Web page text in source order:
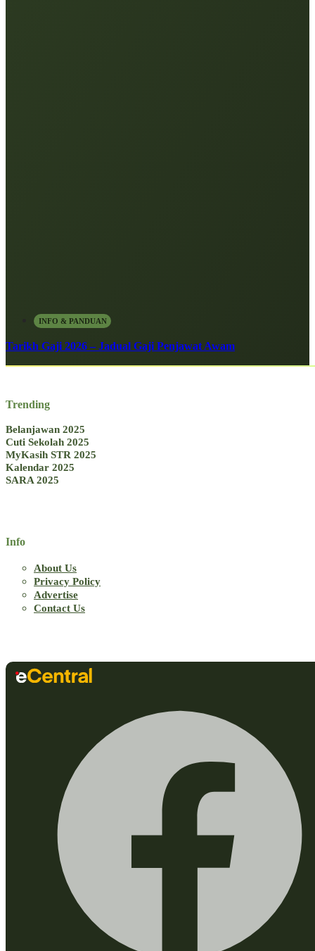
INFO & PANDUAN
Tarikh Gaji 2026 – Jadual Gaji Penjawat Awam
Trending
Belanjawan 2025
Cuti Sekolah 2025
MyKasih STR 2025
Kalendar 2025
SARA 2025
Info
About Us
Privacy Policy
Advertise
Contact Us